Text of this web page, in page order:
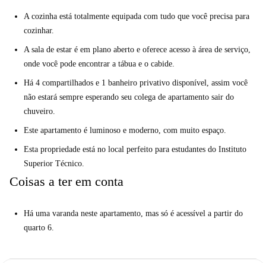
A cozinha está totalmente equipada com tudo que você precisa para
cozinhar.
A sala de estar é em plano aberto e oferece acesso à área de serviço,
onde você pode encontrar a tábua e o cabide.
Há 4 compartilhados e 1 banheiro privativo disponível, assim você
não estará sempre esperando seu colega de apartamento sair do
chuveiro.
Este apartamento é luminoso e moderno, com muito espaço.
Esta propriedade está no local perfeito para estudantes do Instituto
Superior Técnico.
Coisas a ter em conta
Há uma varanda neste apartamento, mas só é acessível a partir do
quarto 6.